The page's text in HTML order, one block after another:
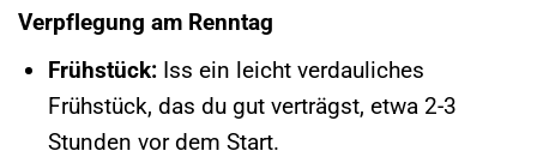
Verpflegung am Renntag
Frühstück:Iss ein leicht verdauliches
Frühstück, das du gut verträgst, etwa 2-3
Stunden vor dem Start.